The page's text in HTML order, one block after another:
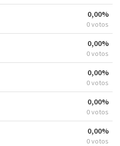
0,00%
0 votos
0,00%
0 votos
0,00%
0 votos
0,00%
0 votos
0,00%
0 votos